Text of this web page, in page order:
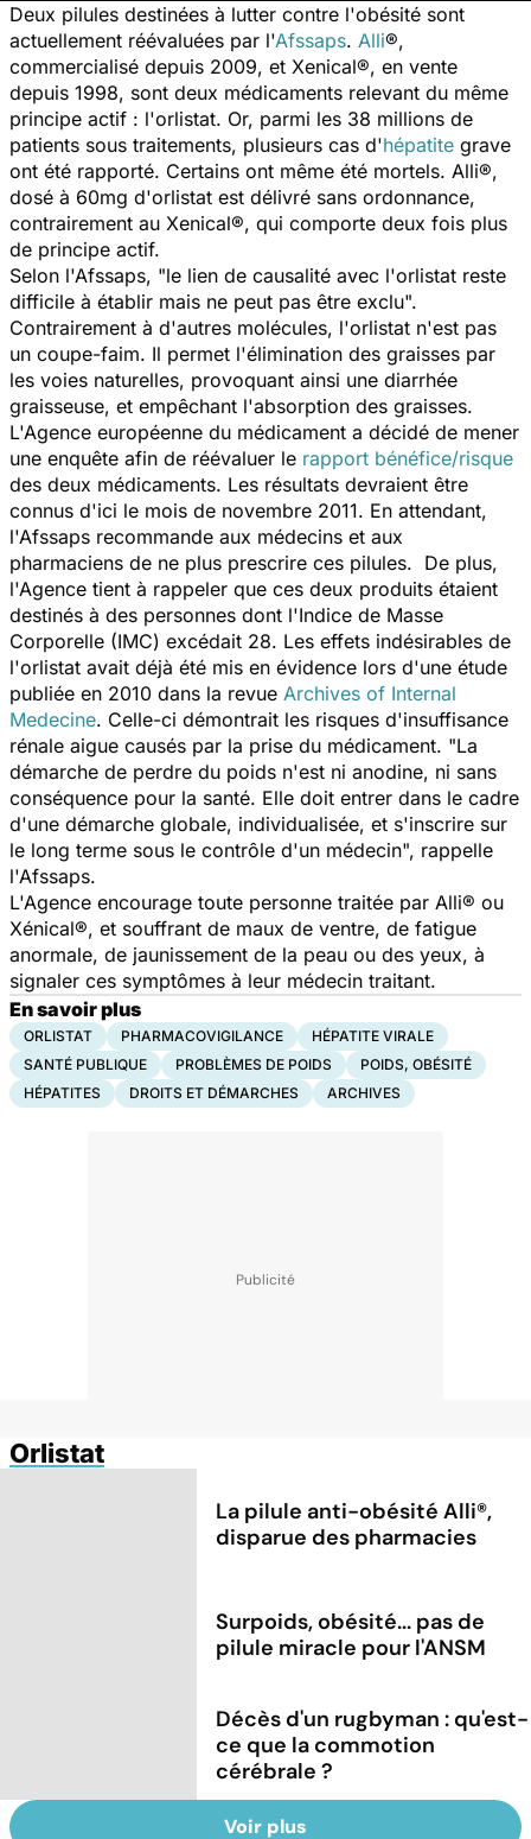
Deux pilules destinées à lutter contre l'obésité sont
actuellement réévaluées par l'Afssaps. Alli®,
commercialisé depuis 2009, et Xenical®, en vente
depuis 1998, sont deux médicaments relevant du même
principe actif : l'orlistat. Or, parmi les 38 millions de
patients sous traitements, plusieurs cas d'hépatite grave
ont été rapporté. Certains ont même été mortels. Alli®,
dosé à 60mg d'orlistat est délivré sans ordonnance,
contrairement au Xenical®, qui comporte deux fois plus
de principe actif.
Selon l'Afssaps, "le lien de causalité avec l'orlistat reste
difficile à établir mais ne peut pas être exclu".
Contrairement à d'autres molécules, l'orlistat n'est pas
un coupe-faim. Il permet l'élimination des graisses par
les voies naturelles, provoquant ainsi une diarrhée
graisseuse, et empêchant l'absorption des graisses.
L'Agence européenne du médicament a décidé de mener
une enquête afin de réévaluer le rapport bénéfice/risque
des deux médicaments. Les résultats devraient être
connus d'ici le mois de novembre 2011. En attendant,
l'Afssaps recommande aux médecins et aux
pharmaciens de ne plus prescrire ces pilules. De plus,
l'Agence tient à rappeler que ces deux produits étaient
destinés à des personnes dont l'Indice de Masse
Corporelle (IMC) excédait 28. Les effets indésirables de
l'orlistat avait déjà été mis en évidence lors d'une étude
publiée en 2010 dans la revue Archives of Internal
Medecine. Celle-ci démontrait les risques d'insuffisance
rénale aigue causés par la prise du médicament. "La
démarche de perdre du poids n'est ni anodine, ni sans
conséquence pour la santé. Elle doit entrer dans le cadre
d'une démarche globale, individualisée, et s'inscrire sur
le long terme sous le contrôle d'un médecin", rappelle
l'Afssaps.
L'Agence encourage toute personne traitée par Alli® ou
Xénical®, et souffrant de maux de ventre, de fatigue
anormale, de jaunissement de la peau ou des yeux, à
signaler ces symptômes à leur médecin traitant.
En savoir plus
ORLISTAT PHARMACOVIGILANCE
HÉPATITE VIRALE
SANTÉ PUBLIQUE
PROBLÈMES DE POIDS
POIDS, OBÉSITÉ
HÉPATITES
DROITS ET DÉMARCHES ARCHIVES
Orlistat
La pilule anti-obésité Alli®,
disparue des pharmacies
Surpoids, obésité... pas de
pilule miracle pour l'ANSM
Décès d'un rugbyman : qu'est-
ce que la commotion
cérébrale ?
Voir plus